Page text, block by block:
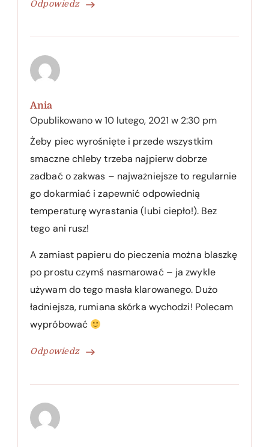
Odpowiedz
Ania
Opublikowano w10 lutego, 2021 w 2:30 pm
Odpowiedz
Żeby piec wyrośnięte i przede wszystkim
smaczne chleby trzeba najpierw dobrze
zadbać o zakwas – najważniejsze to regularnie
go dokarmiać i zapewnić odpowiednią
temperaturę wyrastania (lubi ciepło!). Bez
tego ani rusz!
A zamiast papieru do pieczenia można blaszkę
po prostu czymś nasmarować – ja zwykle
używam do tego masła klarowanego. Dużo
ładniejsza, rumiana skórka wychodzi! Polecam
wypróbować